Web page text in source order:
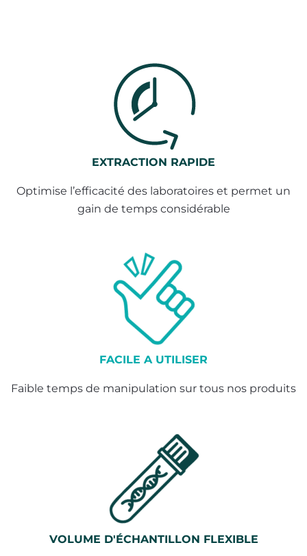
EXTRACTION RAPIDE
Optimise l’efficacité des laboratoires et permet un
gain de temps considérable
FACILE A UTILISER
Faible temps de manipulation sur tous nos produits
VOLUME D'ÉCHANTILLON FLEXIBLE